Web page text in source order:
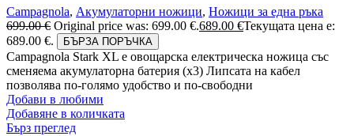
Campagnola, Акумулаторни ножици, Ножици за една ръка
699.00€ Original price was: 699.00 €.689.00 €Текущата цена е:
689.00 €.
БЪРЗА ПОРЪЧКА
Campagnola Stark XL е овощарска електрическа ножица със
сменяема акумулаторна батерия (х3) Липсата на кабел
позволява по-голямо удобство и по-свободни
Добави в любими
Добавяне в количката
Бърз преглед